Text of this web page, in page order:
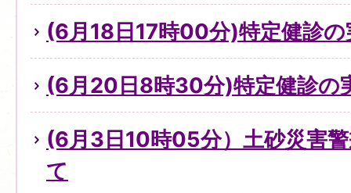
(6月18日17時00分)特定健診
(6月20日8時30分)特定健診の
(6月3日10時05分）土砂災害
て